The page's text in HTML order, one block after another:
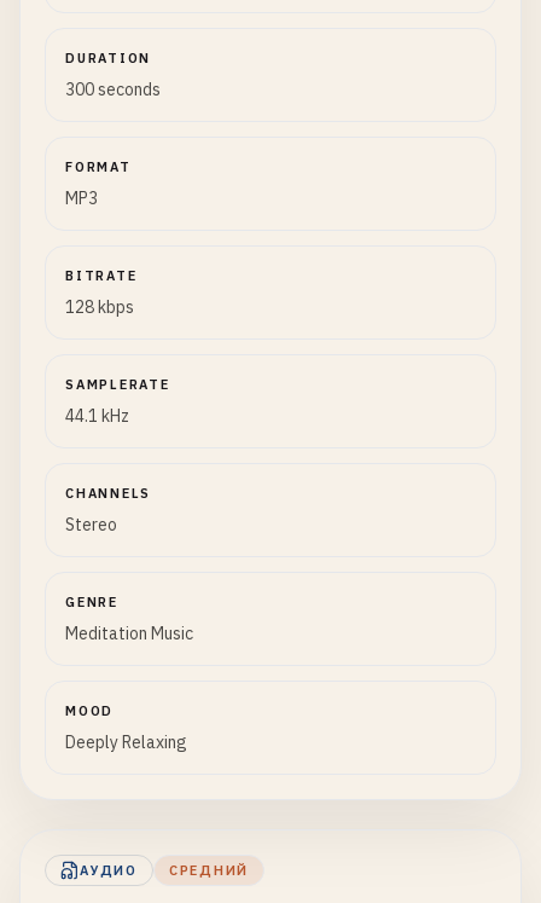
DURATION
300 seconds
FORMAT
MP3
BITRATE
128 kbps
SAMPLERATE
44.1 kHz
CHANNELS
Stereo
GENRE
Meditation Music
MOOD
Deeply Relaxing
АУДИО СРЕДНИЙ